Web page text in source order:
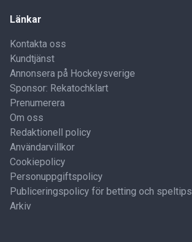
Länkar
Kontakta oss
Kundtjänst
Annonsera på Hockeysverige
Sponsor: Rekatochklart
Prenumerera
Om oss
Redaktionell policy
Användarvillkor
Cookiepolicy
Personuppgiftspolicy
Publiceringspolicy för betting och speltips
Arkiv